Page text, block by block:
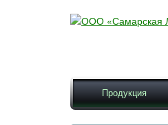
Продукция